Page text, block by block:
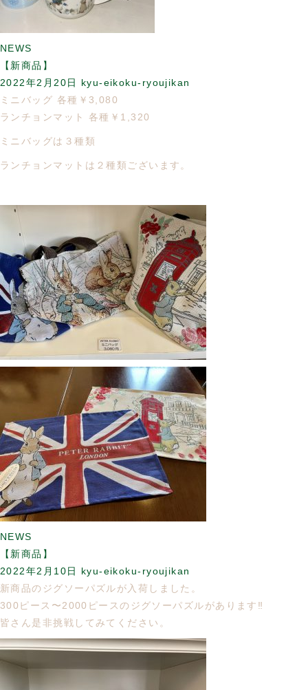
NEWS
【新商品】
2022年2月20日
kyu-eikoku-ryoujikan
ミニバッグ 各種￥3,080
ランチョンマット 各種￥1,320
ミニバッグは３種類
ランチョンマットは２種類ございます。
NEWS
【新商品】
2022年2月10日
kyu-eikoku-ryoujikan
新商品のジグソーパズルが入荷しました。
300ピース〜2000ピースのジグソーパズルがあります‼️
皆さん是非挑戦してみてください。